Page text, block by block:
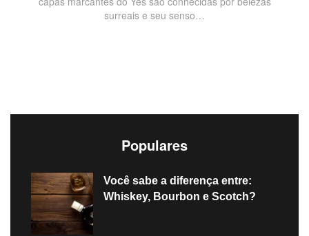
surreais e seu senso…
Populares
Você sabe a diferença entre:
Whiskey, Bourbon e Scotch?